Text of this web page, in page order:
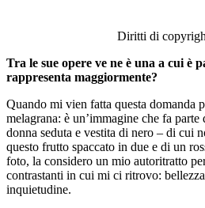
Diritti di
Tra le sue opere ve ne è una a cui è
rappresenta maggiormente?
Quando mi vien fatta questa domanda
melagrana: è un’immagine che fa parte
donna seduta e vestita di nero – di cui
questo frutto spaccato in due e di un
foto, la considero un mio autoritratto
contrastanti in cui mi ci ritrovo:
inquietudine.